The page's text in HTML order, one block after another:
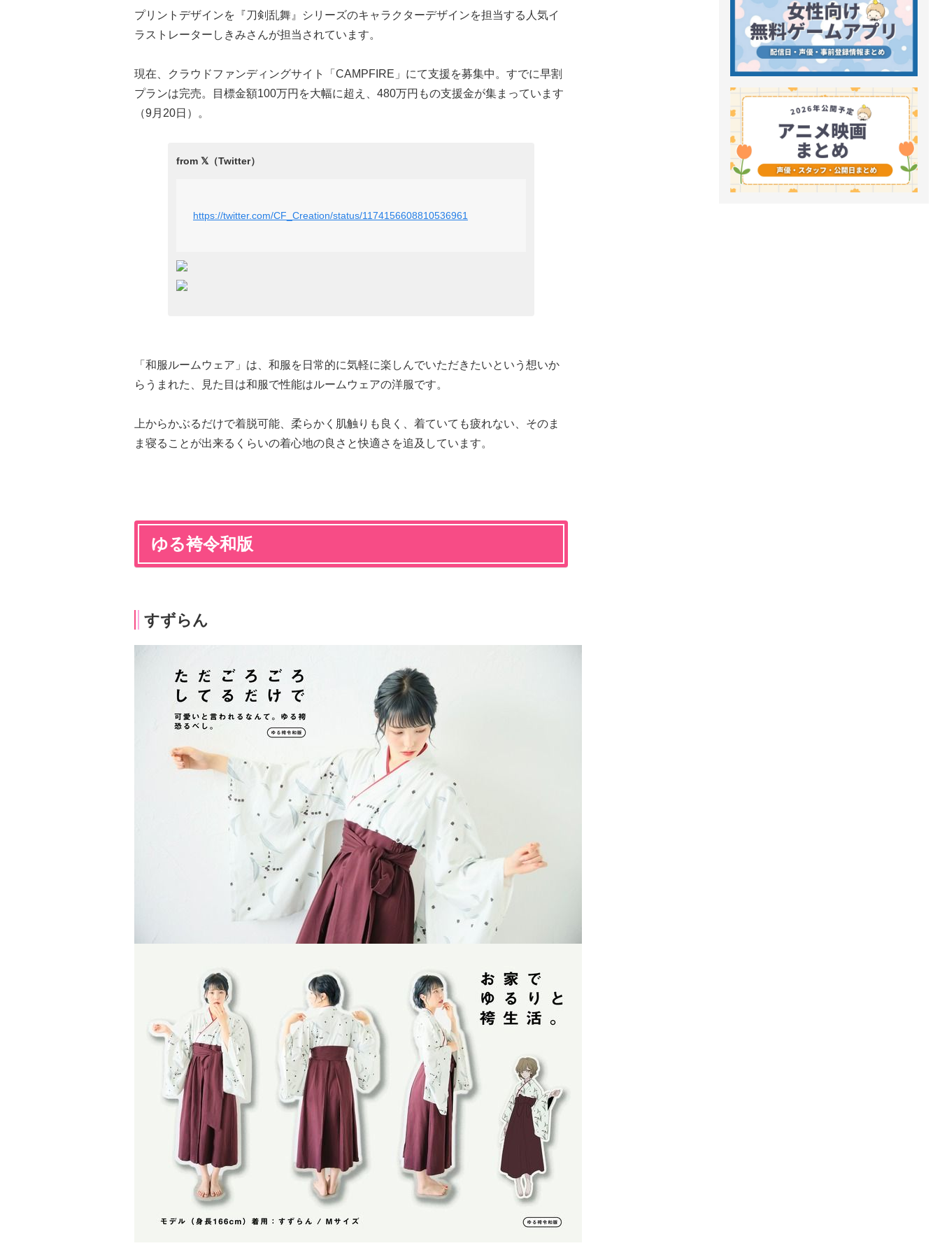
プリントデザインを『刀剣乱舞』シリーズのキャラクターデザインを担当する人気イ
ラストレーターしきみさんが担当されています。
現在、クラウドファンディングサイト「CAMPFIRE」にて支援を募集中。すでに早割
プランは完売。目標金額100万円を大幅に超え、480万円もの支援金が集まっています
（9月20日）。
https://twitter.com/CF_Creation/status/1174156608810536961
「和服ルームウェア」は、和服を日常的に気軽に楽しんでいただきたいという想いか
らうまれた、見た目は和服で性能はルームウェアの洋服です。
上からかぶるだけで着脱可能、柔らかく肌触りも良く、着ていても疲れない、そのま
ま寝ることが出来るくらいの着心地の良さと快適さを追及しています。
ゆる袴令和版
すずらん